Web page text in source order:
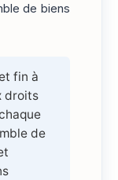
de biens
fin à
droits
de